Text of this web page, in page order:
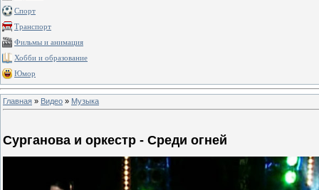
Спорт
Транспорт
Фильмы и анимация
Хобби и образование
Юмор
Главная » Видео » Музыка
Сурганова и оркестр - Среди огней